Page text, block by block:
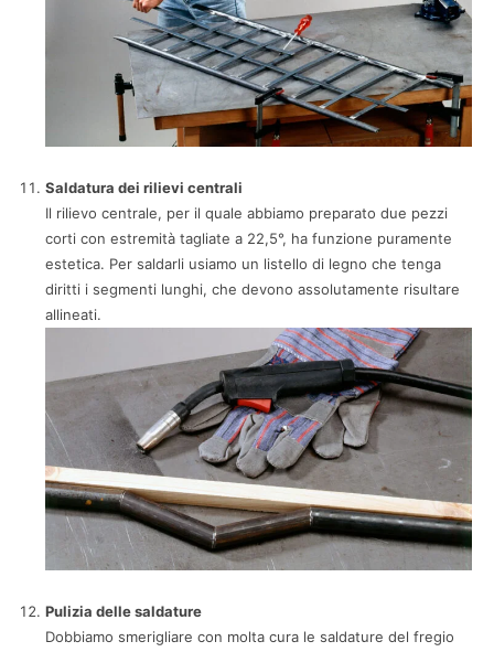
Saldatura dei rilievi centrali
Il rilievo centrale, per il quale abbiamo preparato due pezzi
corti con estremità tagliate a 22,5°, ha funzione puramente
estetica. Per saldarli usiamo un listello di legno che tenga
diritti i segmenti lunghi, che devono assolutamente risultare
allineati.
Pulizia delle saldature
Dobbiamo smerigliare con molta cura le saldature del fregio